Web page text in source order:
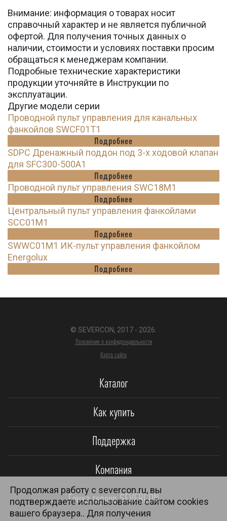
Внимание: информация о товарах носит
справочный характер и не является публичной
офертой. Для получения точных данных о
наличии, стоимости и условиях поставки просим
обращаться к менеджерам компании.
Подробные технические характеристики
продукции уточняйте в Инструкции по
эксплуатации.
Другие модели серии
Проводной пульт управления для канальных
фанкойлов SWCF01T1
Подробнее
SDPC Дренажный поддон под 3-х ходовой клапан
для SFC300-500A1
Подробнее
Проводной пульт управления SWC18M1
Подробнее
Центральный пульт управления фанкойлами
SCC01M1
Подробнее
SWWC01M1 ИК-пульт управления фанкойлом
Energolux
Подробнее
© SEVERCON, 2017 - 2026.
Положение о конфиденциальности
Карта сайта
Каталог
Как купить
Поддержка
Компания
Гонка героев SEVERCON
Продолжая работу с severcon.ru, вы
подтверждаете использование сайтом cookies
вашего браузера.. Для получения